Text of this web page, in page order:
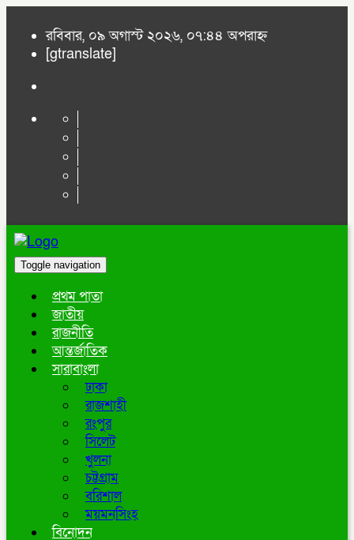
রবিবার, ০৯ অগাস্ট ২০২৬, ০৭:৪৪ অপরাহ্ন
[gtranslate]
Toggle navigation
প্রথম পাতা
জাতীয়
রাজনীতি
আন্তর্জাতিক
সারাবাংলা
ঢাকা
রাজশাহী
রংপুর
সিলেট
খুলনা
চট্টগ্রাম
বরিশাল
ময়মনসিংহ
বিনোদন